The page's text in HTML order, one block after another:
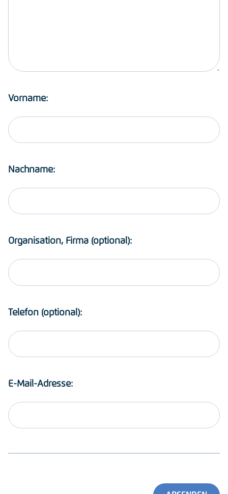
Vorname:
Nachname:
Organisation, Firma (optional):
Telefon (optional):
E-Mail-Adresse: